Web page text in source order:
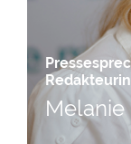
Redakteurin